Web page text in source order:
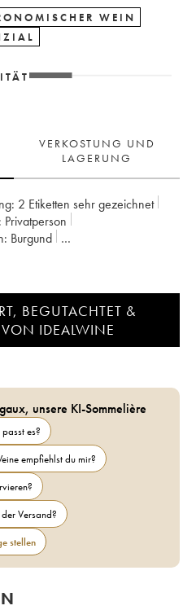
WEIN
VERKOSTUNG UND
LAGERUNG
2 Etiketten sehr gezeichnet
privatperson
Burgund
BEGUTACHTET &
VON IDEALWINE
unsere KI-Sommelière
es?
empfiehlst du mir?
Versand?
stellen